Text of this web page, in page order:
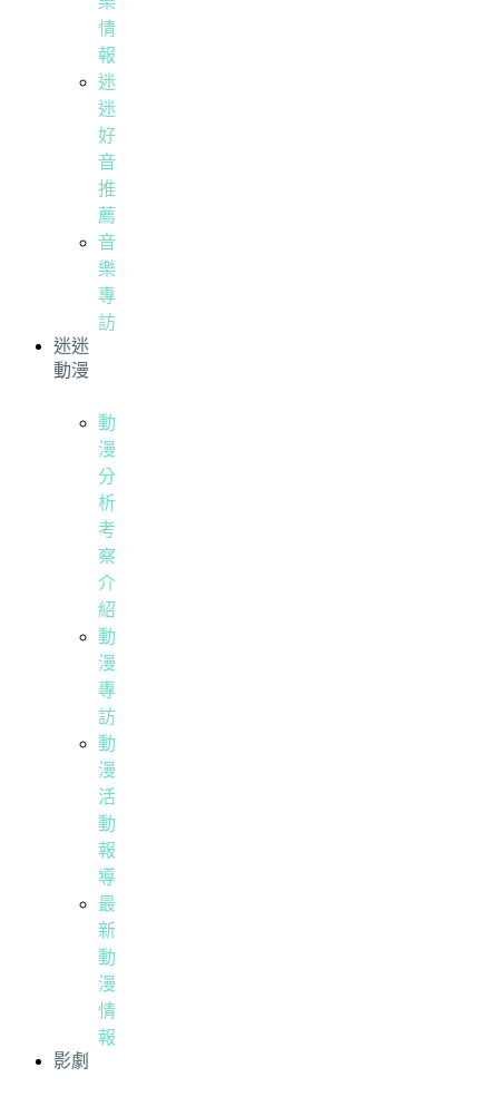
情
報
迷
迷
好
音
推
薦
音
樂
專
訪
迷迷
動漫
動
漫
分
析
考
察
介
紹
動
漫
專
訪
動
漫
活
動
報
導
最
新
動
漫
情
報
影劇